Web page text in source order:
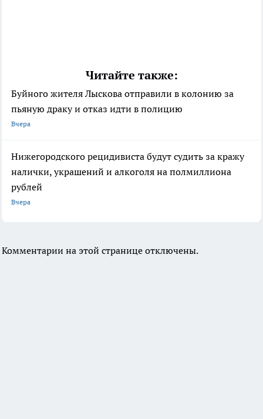
Читайте также:
Буйного жителя Лыскова отправили в колонию за
пьяную драку и отказ идти в полицию
Вчера
Нижегородского рецидивиста будут судить за кражу
налички, украшений и алкоголя на полмиллиона
рублей
Вчера
Комментарии на этой странице отключены.